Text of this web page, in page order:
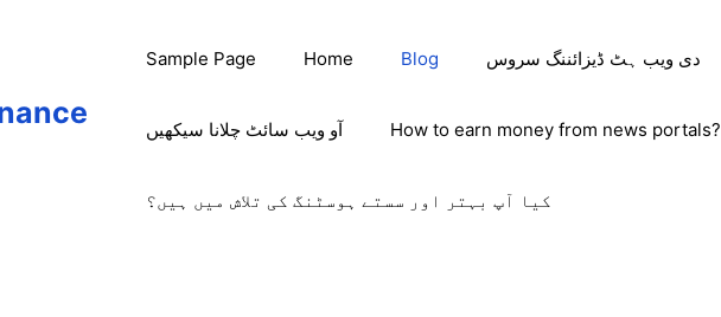
Sample Page Home Blog دی ویب ہٹ ڈیزائننگ سروس
آو ویب سائٹ چلانا سیکھیں How to earn money from news portals?
کیا آپ بہتر اور سستے ہوسٹنگ کی تلاش میں ہیں؟